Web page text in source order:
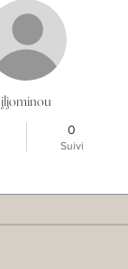
jljominou
0
Suivi